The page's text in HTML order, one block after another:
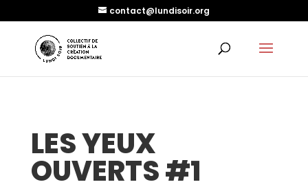
contact@lundisoir.org
LES YEUX
OUVERTS #1